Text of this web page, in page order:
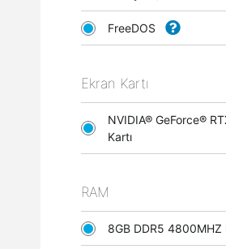
FreeDOS
Ekran Kartı
NVIDIA® GeForce®
Kartı
RAM
8GB DDR5